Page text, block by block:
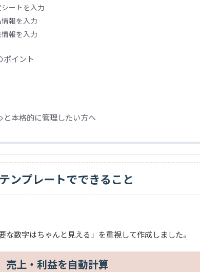
ートを入力
報を入力
報を入力
ポイント
と本格的に管理したい方へ
ンプレートでできること
な数字はちゃんと見える」を重視して作成しました。
売上・利益を自動計算